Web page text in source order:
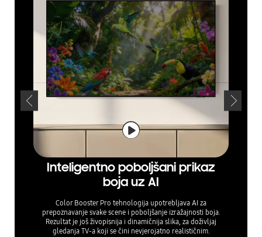
Inteligentno poboljšani prikaz
boja uz AI
Color Booster Pro tehnologija upotrebljava AI za
prepoznavanje svake scene i poboljšanje izražajnosti boja.
Rezultat je još živopisnija i dinamičnija slika, za doživljaj
gledanja TV-a koji se čini nevjerojatno realističnim.